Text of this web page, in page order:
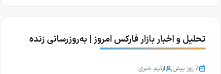
تحلیل و اخبار بازار فارکس امروز | به‌روزرسانی زنده
7 روز پیش ازتیم خبری